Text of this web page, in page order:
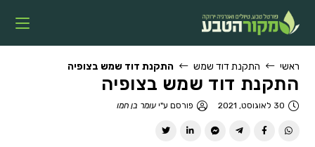
ראשי התקנת דוד שמש התקנת דוד שמש בצופיה
התקנת דוד שמש בצופיה
30 לאוגוסט, 2021 פורסם ע"יעומר בן חמו